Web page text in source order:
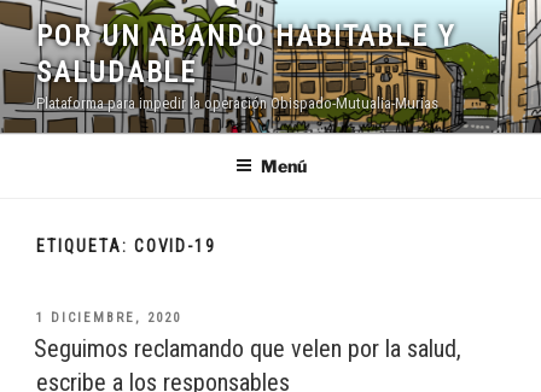
Saltar
contenido
POR UN ABANDO HABITABLE Y
SALUDABLE
Plataforma para impedir la operación Obispado-Mutualia-Murias
Menú
ETIQUETA: COVID-19
PUBLICADO
EL
1 DICIEMBRE, 2020
Seguimos reclamando que velen por la salud,
escribe a los responsables